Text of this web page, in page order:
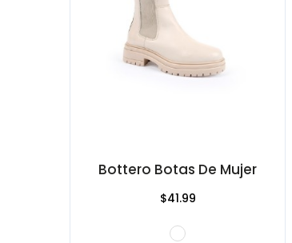
Bottero Botas De Mujer
$41.99